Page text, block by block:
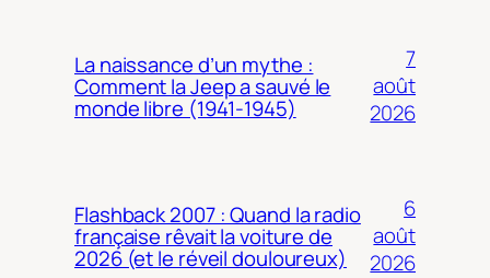
La naissance d’un mythe :
Comment la Jeep a sauvé le
monde libre (1941-1945)
7
août
2026
Flashback 2007 : Quand la radio
française rêvait la voiture de
2026 (et le réveil douloureux)
6
août
2026